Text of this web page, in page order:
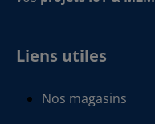
Liens utiles
Nos magasins